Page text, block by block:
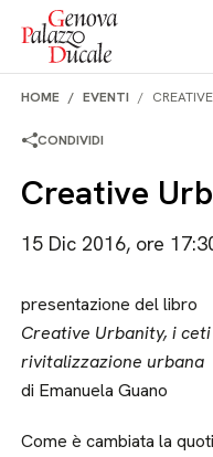
Salta al contenuto
HOME EVENTI
CONDIVIDI
Creative
15 Dic 2016, ore
presentazione del libro
Creative Urbanity, i
rivitalizzazione urbana
di Emanuela Guano
Come è cambiata la